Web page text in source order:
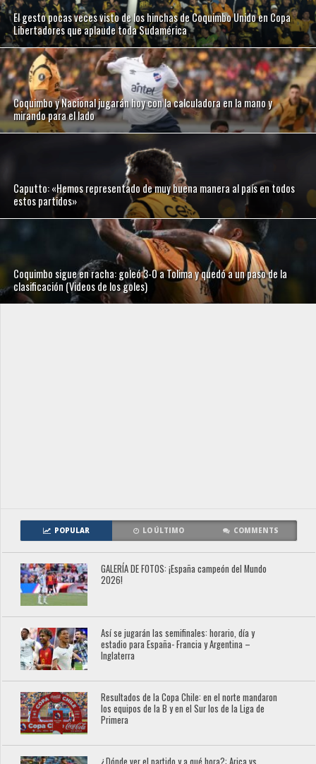
El gesto pocas veces visto de los hinchas de Coquimbo Unido en Copa
Libertadores que aplaude toda Sudamérica
Coquimbo y Nacional jugarán hoy con la calculadora en la mano y
mirando para el lado
Caputto: «Hemos representado de muy buena manera al país en todos
estos partidos»
Coquimbo sigue en racha: goleó 3-0 a Tolima y quedó a un paso de la
clasificación (Videos de los goles)
POPULAR LO ÚLTIMO COMMENTS
GALERÍA DE FOTOS: ¡España campeón del Mundo
2026!
Así se jugarán las semifinales: horario, día y
estadio para España- Francia y Argentina –
Inglaterra
Resultados de la Copa Chile: en el norte mandaron
los equipos de la B y en el Sur los de la Liga de
Primera